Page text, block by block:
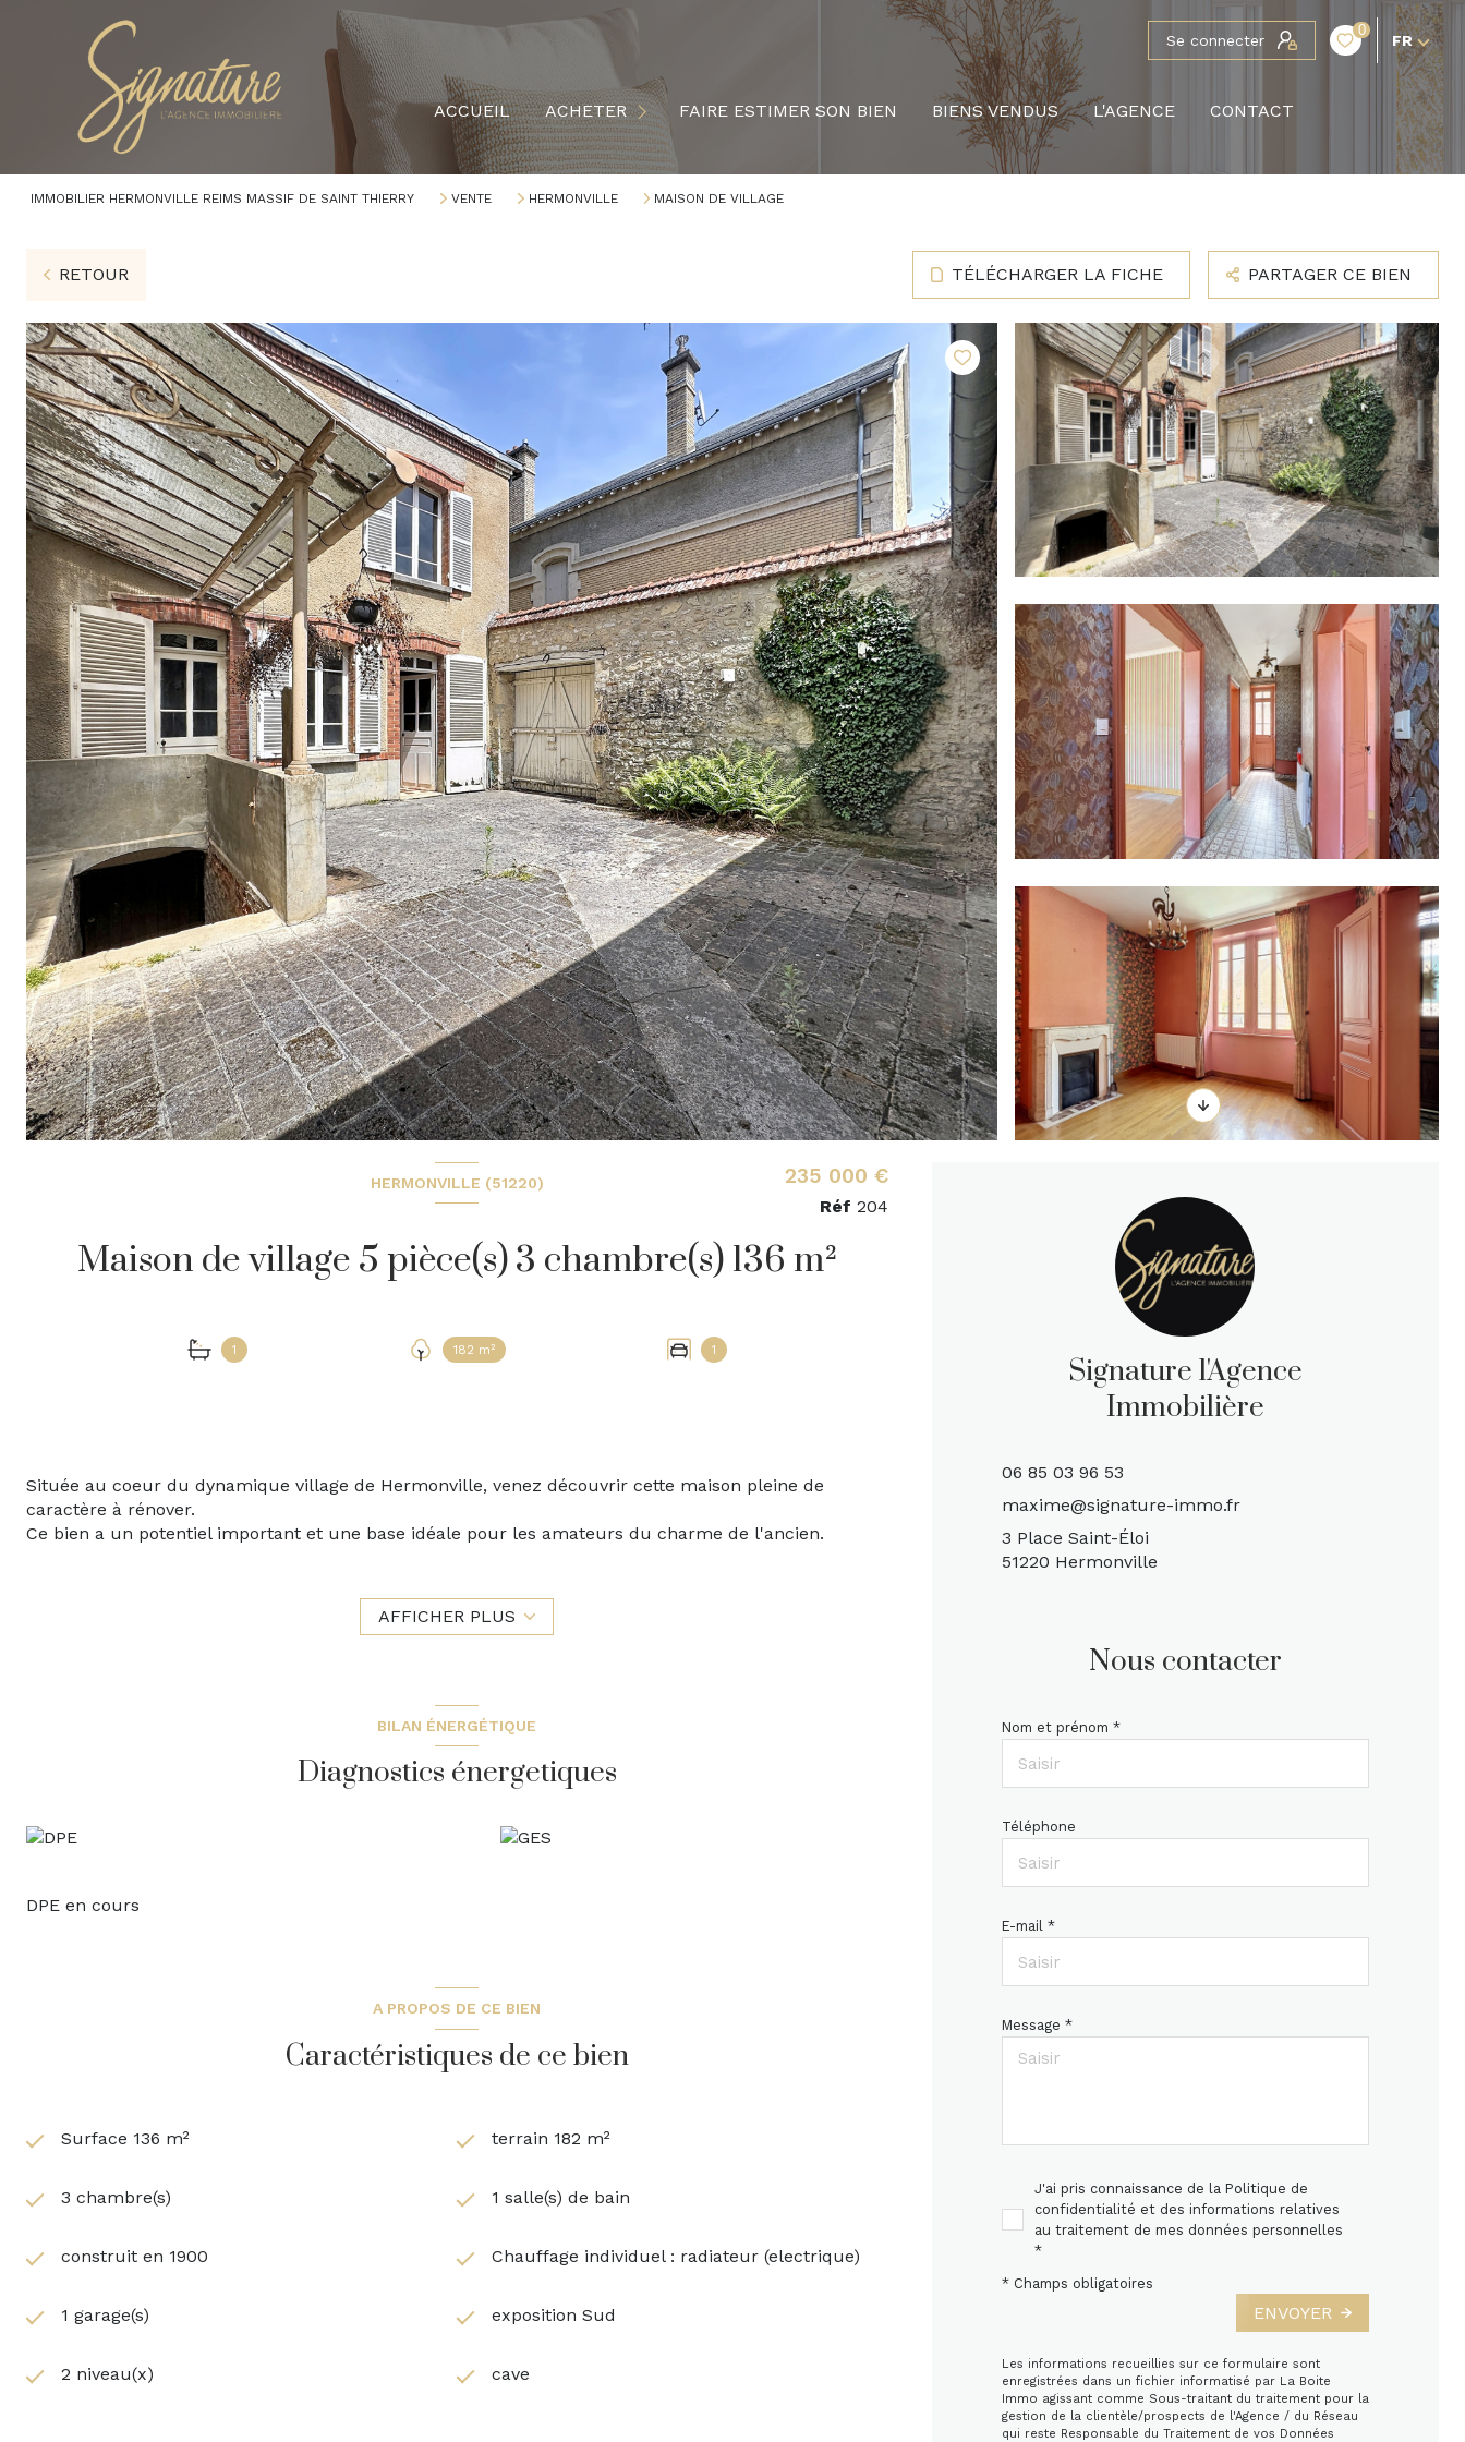
Se connecter
0
FR
ACCUEIL ACHETER
APPARTEMENTS
TERRAINS
LOCAUX PROFESSIONNELS
FAIRE ESTIMER SON BIEN BIENS VENDUS L'AGENCE CONTACT
IMMOBILIER HERMONVILLE REIMS MASSIF DE SAINT THIERRY VENTE HERMONVILLE MAISON DE VILLAGE
RETOUR TÉLÉCHARGER LA FICHE PARTAGER CE BIEN
HERMONVILLE (51220)
Maison de village 5 pièce(s) 3 chambre(s) 136 m²
1 182 m² 1
235 000 €
Réf 204
Située au coeur du dynamique village de Hermonville, venez découvrir cette maison pleine de
caractère à rénover.
Ce bien a un potentiel important et une base idéale pour les amateurs du charme de l'ancien.
- à l'étage: d'un palier desservant trois chambres, un dressing, une salle de bains et des WC.
DPE en E, toiture en bon état, huisseries bois simple vitrage, chauffage électrique, tout à l'égout.
Les informations sur les risques auxquels ce bien est exposé sont disponibles sur le site Géorisques :
Ce bien vous est présenté par: Signature l'Agence Immobilière - Maxime Landerieux - 06.85.03.96.53
AFFICHER PLUS
BILAN ÉNERGÉTIQUE
Diagnostics énergetiques
DPE en cours
A PROPOS DE CE BIEN
Caractéristiques de ce bien
Surface 136 m² terrain 182 m²
3 chambre(s) 1 salle(s) de bain
construit en 1900 Chauffage individuel : radiateur (electrique)
1 garage(s) exposition Sud
2 niveau(x) cave
Signature l'Agence
Immobilière
06 85 03 96 53
maxime@signature-immo.fr
3 Place Saint-Éloi
51220 Hermonville
Nous contacter
Nom et prénom *
Téléphone
E-mail *
Message *
J'ai pris connaissance de la Politique de
confidentialité et des informations relatives
au traitement de mes données personnelles
*
* Champs obligatoires
ENVOYER
Les informations recueillies sur ce formulaire sont
enregistrées dans un fichier informatisé par La Boite
Immo agissant comme Sous-traitant du traitement pour la
gestion de la clientèle/prospects de l'Agence / du Réseau
qui reste Responsable du Traitement de vos Données